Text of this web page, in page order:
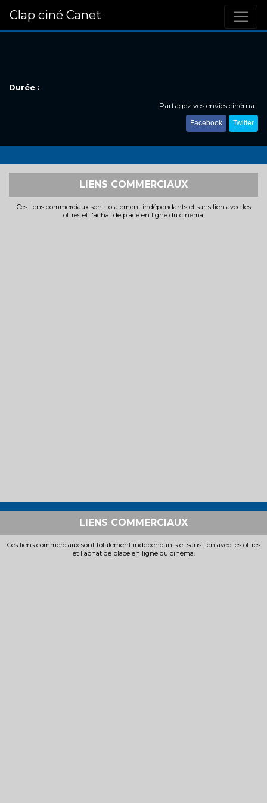
Clap ciné Canet
Durée :
Partagez vos envies cinéma :
Facebook Twitter
LIENS COMMERCIAUX
Ces liens commerciaux sont totalement indépendants et sans lien avec les
offres et l'achat de place en ligne du cinéma.
LIENS COMMERCIAUX
Ces liens commerciaux sont totalement indépendants et sans lien avec les offres
et l'achat de place en ligne du cinéma.